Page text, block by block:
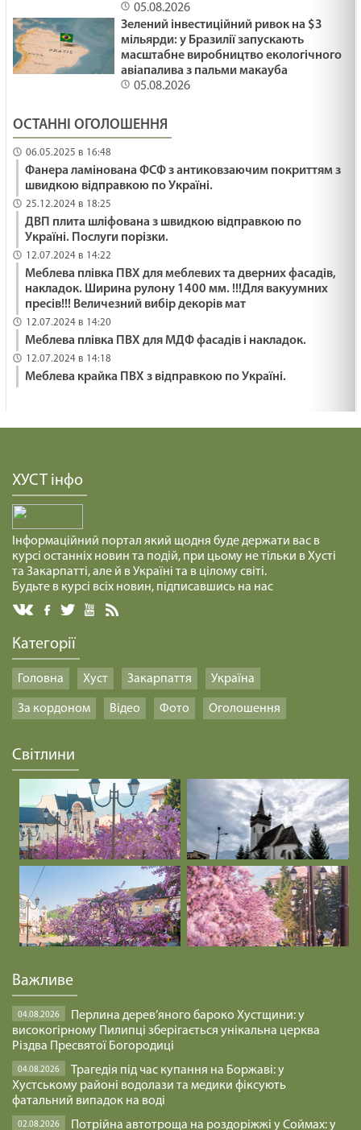
05.08.2026
Зелений інвестиційний ривок на $3
мільярди: у Бразилії запускають
масштабне виробництво екологічного
авіапалива з пальми макауба
05.08.2026
ОСТАННІ ОГОЛОШЕННЯ
06.05.2025 в 16:48
Фанера ламінована ФСФ з антиковзаючим покриттям з
швидкою відправкою по Україні.
25.12.2024 в 18:25
ДВП плита шліфована з швидкою відправкою по
Україні. Послуги порізки.
12.07.2024 в 14:22
Меблева плівка ПВХ для меблевих та дверних фасадів,
накладок. Ширина рулону 1400 мм. !!!Для вакуумних
пресів!!! Величезний вибір декорів мат
12.07.2024 в 14:20
Меблева плівка ПВХ для МДФ фасадів і накладок.
12.07.2024 в 14:18
Меблева крайка ПВХ з відправкою по Україні.
ХУСТ інфо
Інформаційний портал який щодня буде держати вас в
курсі останніх новин та подій, при цьому не тільки в Хусті
та Закарпатті, але й в Україні та в цілому світі.
Будьте в курсі всіх новин, підписавшись на нас
Категорії
Головна Хуст Закарпаття Україна
За кордоном Відео Фото Оголошення
Світлини
Важливе
04.08.2026
Перлина дерев’яного бароко Хустщини: у
високогірному Пилипці зберігається унікальна церква
Різдва Пресвятої Богородиці
04.08.2026
Трагедія під час купання на Боржаві: у
Хустському районі водолази та медики фіксують
фатальний випадок на воді
02.08.2026 Потрійна автотроща на роздоріжжі у Соймах: у